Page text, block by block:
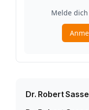
Dr. Robert Sasse